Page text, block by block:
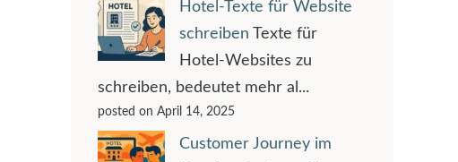
Hotel-Texte für Website
schreiben Texte für
Hotel-Websites zu
schreiben, bedeutet mehr al...
posted on April 14, 2025
Customer Journey im